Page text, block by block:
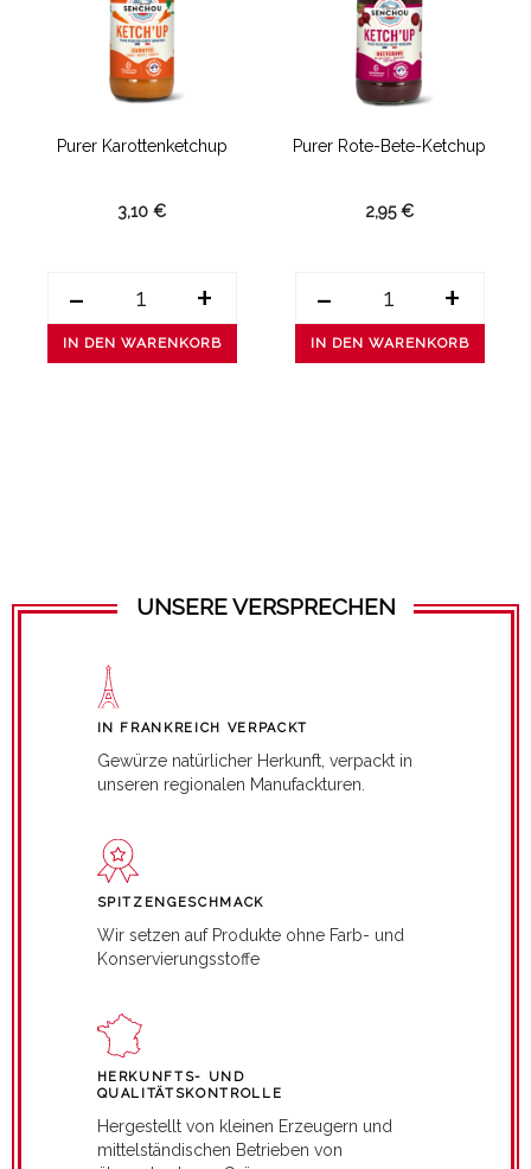
Purer Karottenketchup
3,10 €
- +
IN DEN WARENKORB
Purer Rote-Bete-Ketchup
2,95 €
- +
IN DEN WARENKORB
UNSERE VERSPRECHEN
IN FRANKREICH VERPACKT
Gewürze natürlicher Herkunft, verpackt in
unseren regionalen Manufackturen.
SPITZENGESCHMACK
Wir setzen auf Produkte ohne Farb- und
Konservierungsstoffe
HERKUNFTS- UND
QUALITÄTSKONTROLLE
Hergestellt von kleinen Erzeugern und
mittelständischen Betrieben von